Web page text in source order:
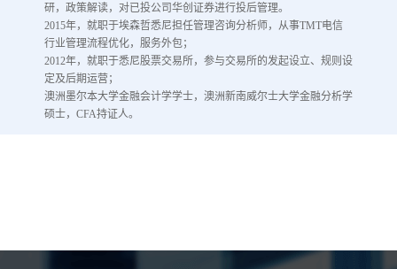
研，政策解读，对已投公司华创证券进行投后管理。
2015年，就职于埃森哲悉尼担任管理咨询分析师，从事TMT电信
行业管理流程优化，服务外包；
2012年，就职于悉尼股票交易所，参与交易所的发起设立、规则设
定及后期运营；
澳洲墨尔本大学金融会计学学士，澳洲新南威尔士大学金融分析学
硕士，CFA持证人。